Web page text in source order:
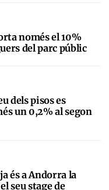
només el 10%
del parc públic
dels pisos es
un 0,2% al segon
és a Andorra la
seu stage de